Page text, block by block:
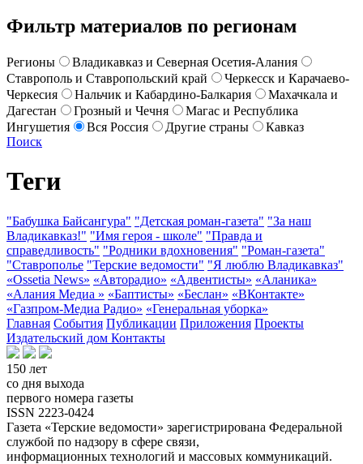
Фильтр материалов по регионам
Регионы
Владикавказ и Северная Осетия-Алания
Ставрополь и Ставропольский край
Черкесск и Карачаево-
Черкесия
Нальчик и Кабардино-Балкария
Махачкала и
Дагестан
Грозный и Чечня
Магас и Республика
Ингушетия
Вся Россия Другие страны
Кавказ
Поиск
Теги
"Бабушка Байсангура" "Детская роман-газета" "За наш
Владикавказ!" "Имя героя - школе" "Правда и
справедливость" "Родники вдохновения" "Роман-газета"
"Ставрополье "Терские ведомости" "Я люблю Владикавказ"
«Ossetia News» «Авторадио» «Адвентисты» «Аланика»
«Алания Медиа » «Баптисты» «Беслан» «ВКонтакте»
«Газпром-Медиа Радио» «Генеральная уборка»
Главная События Публикации Приложения Проекты
Издательский дом Контакты
150 лет
со дня выхода
первого номера газеты
ISSN 2223-0424
Газета «Терские ведомости» зарегистрирована Федеральной
службой по надзору в сфере связи,
информационных технологий и массовых коммуникаций.